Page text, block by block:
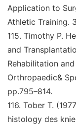
Application to
Athletic Training.
115. Timothy P.
and
Rehabilitation
Orthropaedic&
pp.795–814.
116. Tober T.
histology des